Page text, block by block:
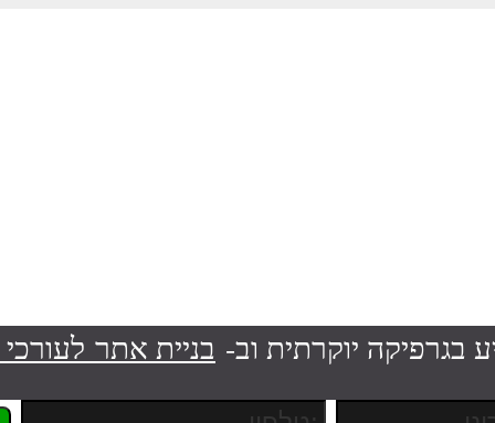
בגרפיקה יוקרתית וב- בניית אתר לעורכי